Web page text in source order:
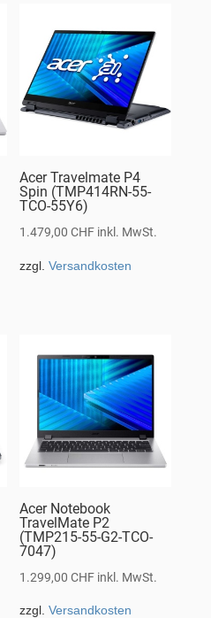
Acer Travelmate P4
Spin (TMP414RN-55-
TCO-55Y6)
1.479,00CHF inkl. MwSt.
zzgl.Versandkosten
Acer Notebook
TravelMate P2
(TMP215-55-G2-TCO-
7047)
1.299,00CHF inkl. MwSt.
zzgl.Versandkosten